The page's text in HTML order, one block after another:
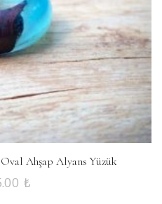
Ahşap Alyans Yüzük
₺